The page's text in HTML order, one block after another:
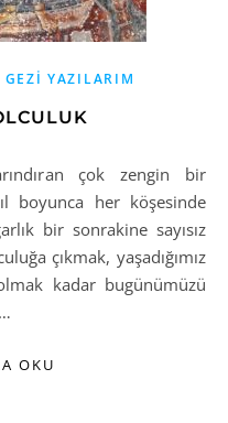
GEZI YAZILARIM
boyunca her köşesinde
bir sonrakine sayısız
çıkmak, yaşadığımız
kadar bugünümüzü
OKU